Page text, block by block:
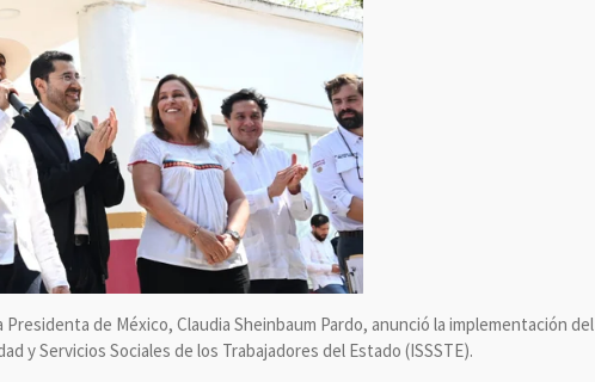
de México, Claudia Sheinbaum Pardo, anunció la implementación del
y Servicios Sociales de los Trabajadores del Estado (ISSSTE).